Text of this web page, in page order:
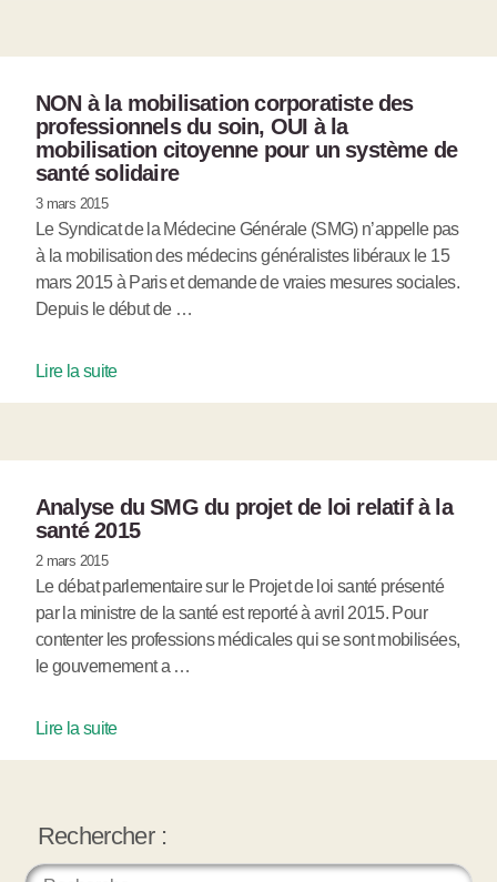
NON à la mobilisation corporatiste des
professionnels du soin, OUI à la
mobilisation citoyenne pour un système de
santé solidaire
3 mars 2015
Le Syndicat de la Médecine Générale (SMG) n’appelle pas
à la mobilisation des médecins généralistes libéraux le 15
mars 2015 à Paris et demande de vraies mesures sociales.
Depuis le début de …
Lire la suite
Analyse du SMG du projet de loi relatif à la
santé 2015
2 mars 2015
Le débat parlementaire sur le Projet de loi santé présenté
par la ministre de la santé est reporté à avril 2015. Pour
contenter les professions médicales qui se sont mobilisées,
le gouvernement a …
Lire la suite
Rechercher :